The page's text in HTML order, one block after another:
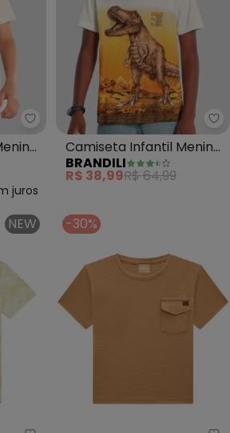
Brandili - Camiseta Infantil
juros
Camiseta Infantil Menino
de Dinossauro (Bege)
BRANDILI
R$ 38,99R$ 64,99
NEW -30%